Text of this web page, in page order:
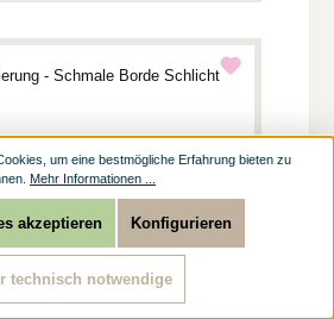
um eine bestmögliche Erfahrung bieten zu
Mehr Informationen ...
technisch notwendige
Konfigurieren
akzeptieren